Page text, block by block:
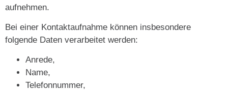
aufnehmen.
Bei einer Kontaktaufnahme können insbesondere
folgende Daten verarbeitet werden:
Anrede,
Name,
Telefonnummer,